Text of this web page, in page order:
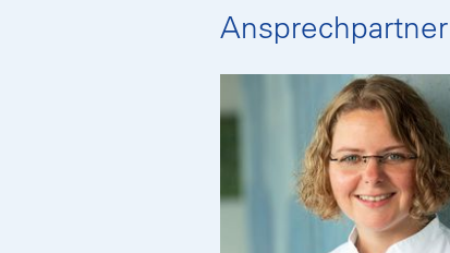
Ansprechpartner